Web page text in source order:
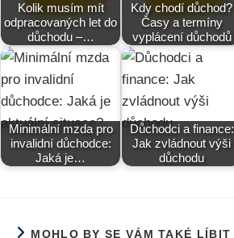
Kolik musím mít
odpracovaných let do
důchodu –…
Kdy chodí důchod?
Časy a termíny
vyplácení důchodů
Minimální mzda pro
invalidní důchodce:
Jaká je…
Důchodci a finance:
Jak zvládnout výši
důchodu
MOHLO BY SE VÁM TAKÉ LÍBIT